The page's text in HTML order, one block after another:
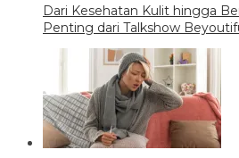
Dari Kesehatan Kulit hingga
Penting dari Talkshow